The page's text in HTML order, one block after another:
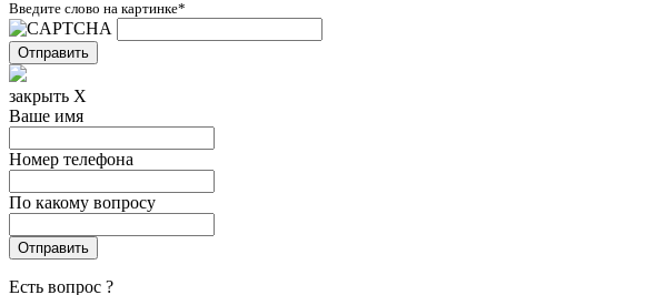
Введите слово на картинке*
закрыть X
Ваше имя
Номер телефона
По какому вопросу
Есть вопрос ?